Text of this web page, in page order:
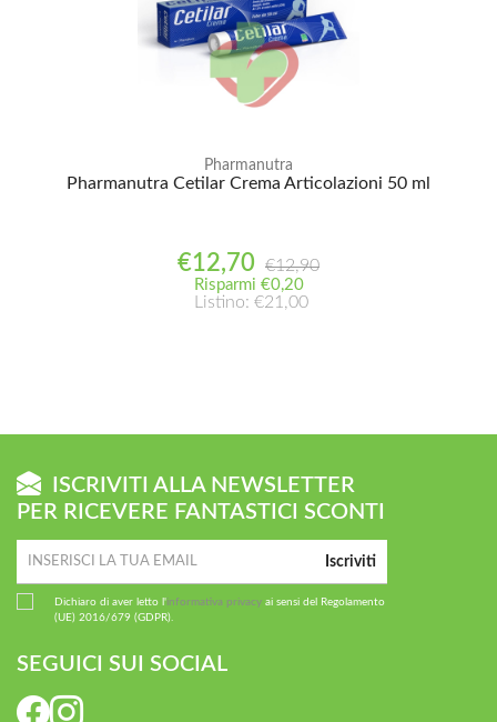
Pharmanutra
Pharmanutra Cetilar Crema Articolazioni 50 ml
€12,70 €12,90
Risparmi €0,20
Listino: €21,00
ISCRIVITI ALLA NEWSLETTER
PER RICEVERE FANTASTICI SCONTI
Iscriviti
Dichiaro di aver letto l'informativa privacy ai sensi del Regolamento
(UE) 2016/679 (GDPR).
SEGUICI SUI SOCIAL